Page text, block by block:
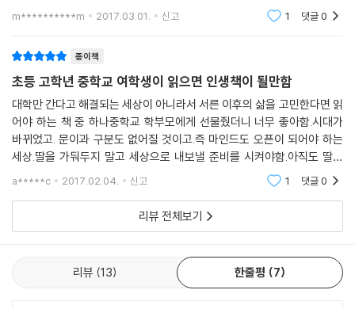
는 변하고 있고, 모두가 과학이 주는 풍요와 새로운 부가
m**********m 2017.03.01. 신고 1 댓글0
종이책
초등 고학년 중학교 여학생이 읽으면 인생책이 될만함
대학만 간다고 해결되는 세상이 아니라서 서른 이후의 삶을 고민한다면 읽
어야 하는 책 중 하나중학교 학부모에게 선물줬더니 너무 좋아함.시대가
바뀌었고. 문이과 구분도 없어질 것이고.즉 마인드도 오픈이 되어야 하는
세상.딸을 가둬두지 말고 세상으로 내보낼 준비를 시켜야함.아직도 딸을
여자 카테고리에 가두지는 않는지.엄마와 딸이 같이보고 얘기할만한 책임
a*****c 2017.02.04. 신고 1 댓글0
리뷰 전체보기
리뷰 13 한줄평 7